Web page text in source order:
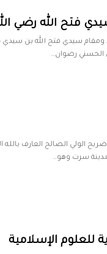
فتح الله رضي
ومقام سيدي فتح الله بن سيدي
الحسني رضوان…
الولي الصالح العارف
سرت وهو…
للعلوم الإسلامية